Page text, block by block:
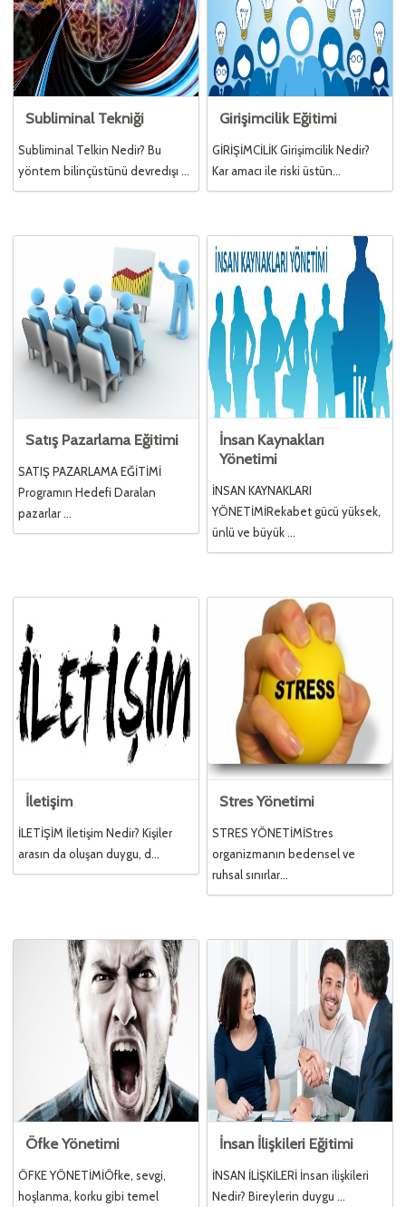
Subliminal Tekniği
Subliminal Telkin Nedir? Bu
yöntem bilinçüstünü devredışı ...
Girişimcilik Eğitimi
GİRİŞİMCİLİK Girişimcilik Nedir?
Kar amacı ile riski üstün...
Satış Pazarlama Eğitimi
SATIŞ PAZARLAMA EĞİTİMİ
Programın Hedefi Daralan
pazarlar ...
İnsan Kaynakları
Yönetimi
İNSAN KAYNAKLARI
YÖNETİMİRekabet gücü yüksek,
ünlü ve büyük ...
İletişim
İLETİŞİM İletişim Nedir? Kişiler
arasın da oluşan duygu, d...
Stres Yönetimi
STRES YÖNETİMİStres
organizmanın bedensel ve
ruhsal sınırlar...
Öfke Yönetimi
ÖFKE YÖNETİMİÖfke, sevgi,
hoşlanma, korku gibi temel
İnsan İlişkileri Eğitimi
İNSAN İLİŞKİLERİ İnsan ilişkileri
Nedir? Bireylerin duygu ...